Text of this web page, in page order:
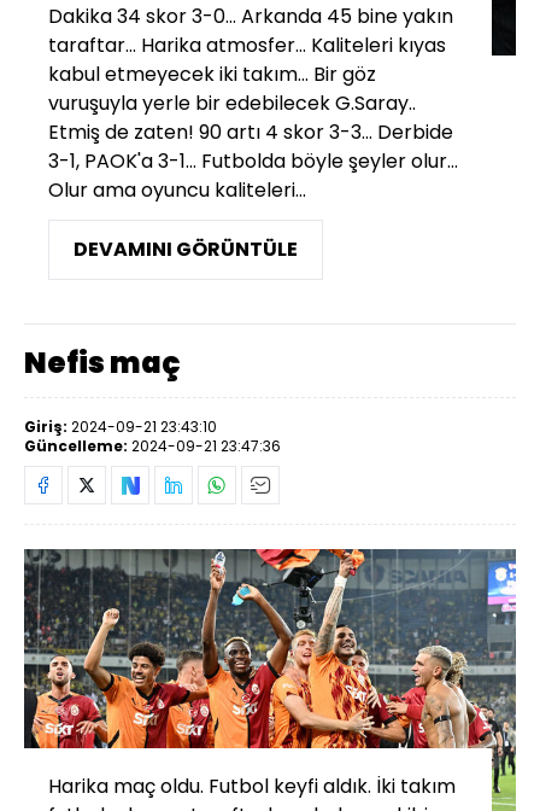
Dakika 34 skor 3-0... Arkanda 45 bine yakın
taraftar... Harika atmosfer... Kaliteleri kıyas
kabul etmeyecek iki takım... Bir göz
vuruşuyla yerle bir edebilecek G.Saray..
Etmiş de zaten! 90 artı 4 skor 3-3... Derbide
3-1, PAOK'a 3-1... Futbolda böyle şeyler olur...
Olur ama oyuncu kaliteleri...
DEVAMINI GÖRÜNTÜLE
Nefis maç
Giriş: 2024-09-21 23:43:10
Güncelleme: 2024-09-21 23:47:36
Harika maç oldu. Futbol keyfi aldık. İki takım